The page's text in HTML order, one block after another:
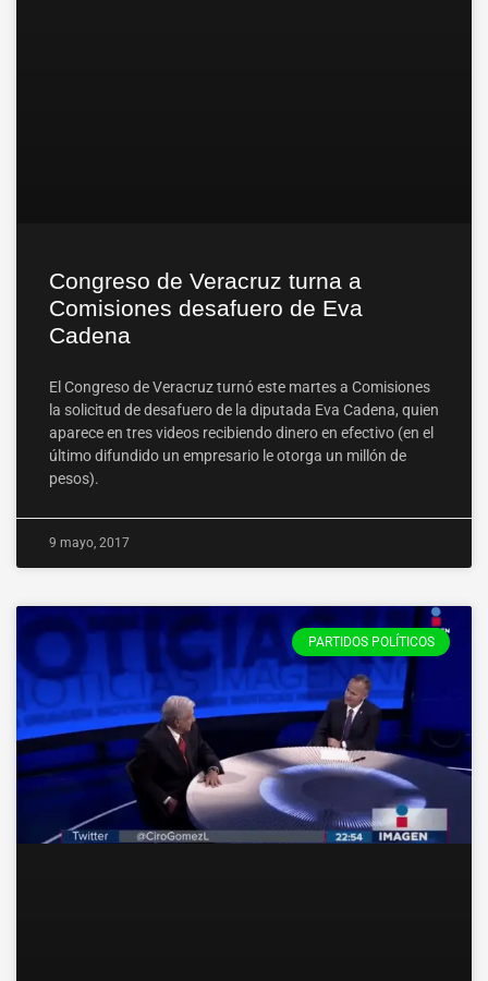
Congreso de Veracruz turna a
Comisiones desafuero de Eva
Cadena
El Congreso de Veracruz turnó este martes a Comisiones
la solicitud de desafuero de la diputada Eva Cadena, quien
aparece en tres videos recibiendo dinero en efectivo (en el
último difundido un empresario le otorga un millón de
pesos).
9 mayo, 2017
PARTIDOS POLÍTICOS